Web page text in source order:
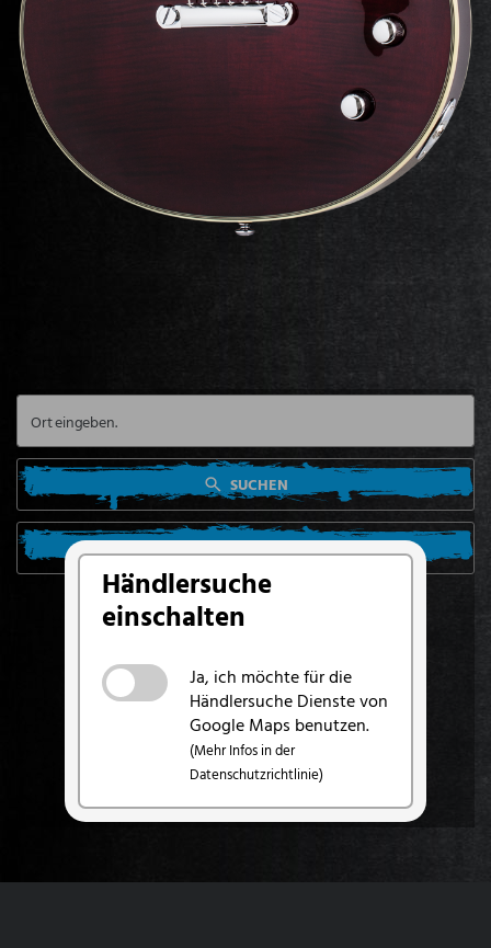
Händlersuche
einschalten
Ja, ich möchte für die
Händlersuche Dienste von
Google Maps benutzen.
(Mehr Infos in der
Datenschutzrichtlinie)
SUCHEN
SUCHE VON MEINEM STANDORT AUS